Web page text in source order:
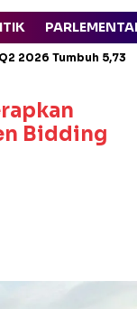
2026 Tumbuh 5,73
Bidding